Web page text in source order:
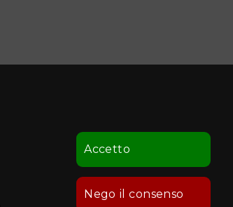
Accetto
Nego il consenso